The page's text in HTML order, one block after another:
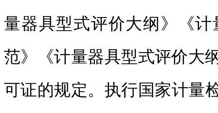
量器具型式评价大纲》《
范》《计量器具型式评价大
可证的规定。执行国家计量